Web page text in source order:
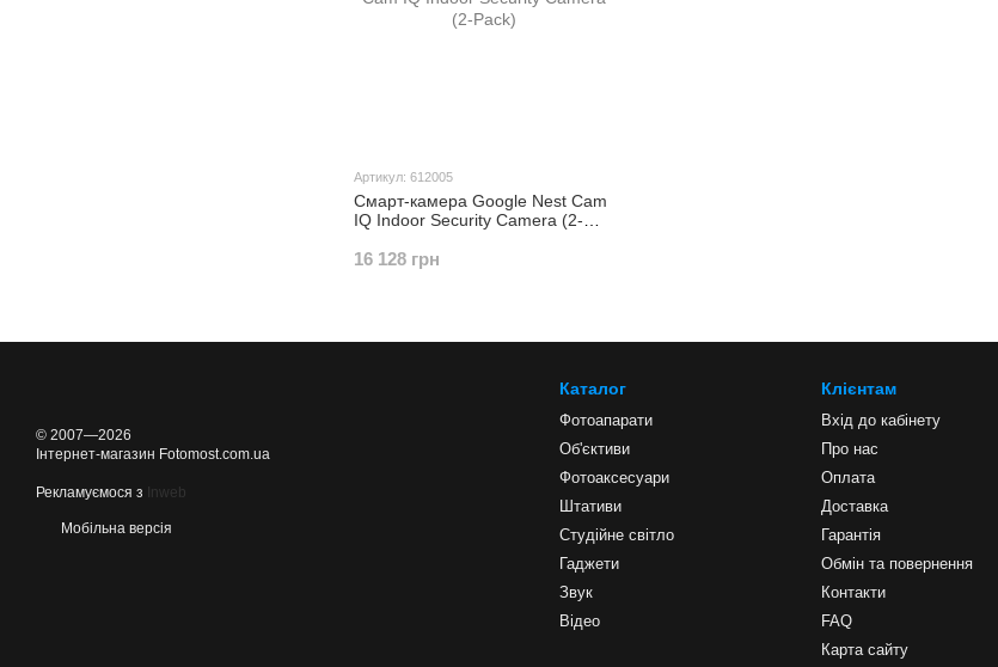
Артикул: 612005
Смарт-камера Google Nest Cam
IQ Indoor Security Camera (2-
16 128 грн
© 2007—2026
Інтернет-магазин Fotomost.com.ua
Рекламуємося з Inweb
Мобільна версія
Каталог
Фотоапарати
Об'єктиви
Фотоаксесуари
Штативи
Студійне світло
Гаджети
Звук
Відео
Клієнтам
Вхід до кабінету
Про нас
Оплата
Доставка
Гарантія
Обмін та повернення
Контакти
FAQ
Карта сайту